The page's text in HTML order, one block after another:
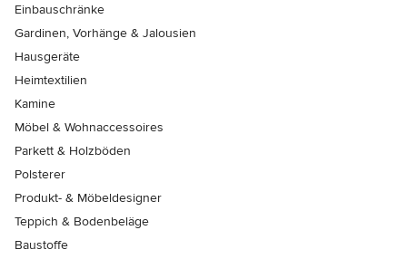
Einbauschränke
Gardinen, Vorhänge & Jalousien
Hausgeräte
Heimtextilien
Kamine
Möbel & Wohnaccessoires
Parkett & Holzböden
Polsterer
Produkt- & Möbeldesigner
Teppich & Bodenbeläge
Baustoffe